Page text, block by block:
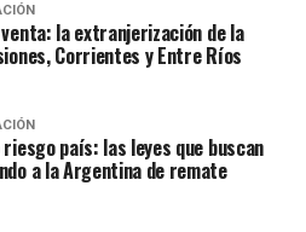
venta: la extranjerización de la
Corrientes y Entre Ríos
país: las leyes que buscan
a la Argentina de remate